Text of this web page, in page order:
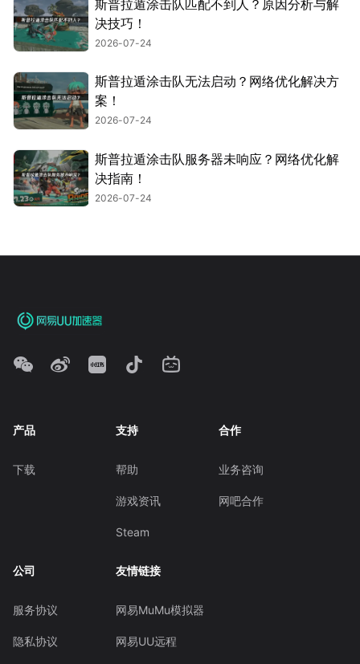
斯普拉遁涂击队匹配不到人？原因分析与解
决技巧！
2026-07-24
斯普拉遁涂击队无法启动？网络优化解决方
案！
2026-07-24
斯普拉遁涂击队服务器未响应？网络优化解
决指南！
2026-07-24
产品
下载
支持
帮助
游戏资讯
Steam
合作
业务咨询
网吧合作
公司
服务协议
隐私协议
友情链接
网易MuMu模拟器
网易UU远程